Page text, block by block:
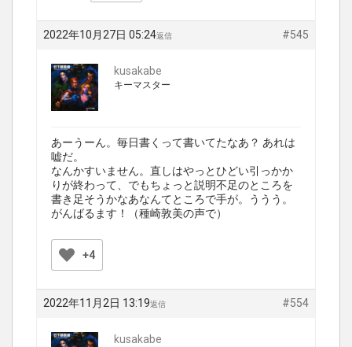
2022年10月27日 05:24 #545
返信
kusakabe
キーマスター
あーうーん。毎日書くって書いてたなあ？ あれは
嘘だ。
なんかすいません。直しはやっとひどい引っかか
りが終わって、でもちょっと説明不足のところを
書き足そうかなあなんてところで手が。ううう。
がんばるます！（種崎敦美の声で）
+4
2022年11月2日 13:19 #554
返信
kusakabe